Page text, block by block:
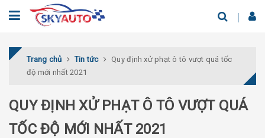
Trang chủ Tin tức
Quy định xử phạt ô tô vượt quá tốc
độ mới nhất 2021
QUY ĐỊNH XỬ PHẠT Ô TÔ VƯỢT QUÁ
TỐC ĐỘ MỚI NHẤT 2021